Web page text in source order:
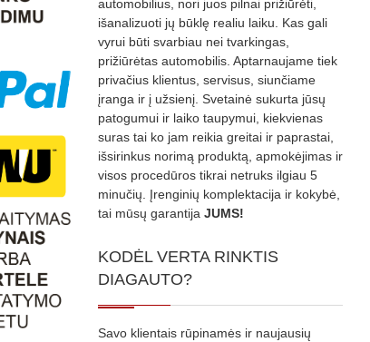
automobilius, nori juos pilnai prižiūrėti,
išanalizuoti jų būklę realiu laiku. Kas gali
vyrui būti svarbiau nei tvarkingas,
prižiūrėtas automobilis. Aptarnaujame tiek
privačius klientus, servisus, siunčiame
įranga ir į užsienį. Svetainė sukurta jūsų
patogumui ir laiko taupymui, kiekvienas
suras tai ko jam reikia greitai ir paprastai,
išsirinkus norimą produktą, apmokėjimas ir
visos procedūros tikrai netruks ilgiau 5
minučių. Įrenginių komplektacija ir kokybė,
tai mūsų garantija JUMS!
KODĖL VERTA RINKTIS
DIAGAUTO?
Savo klientais rūpinamės ir naujausių